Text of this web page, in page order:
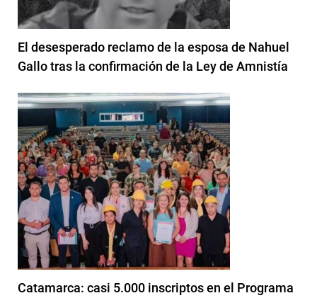
El desesperado reclamo de la esposa de Nahuel
Gallo tras la confirmación de la Ley de Amnistía
Catamarca: casi 5.000 inscriptos en el Programa